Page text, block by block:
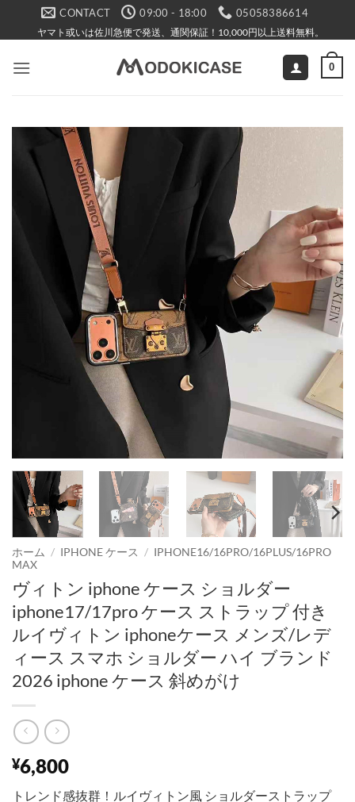
CONTACT 09:00 - 18:00 05058386614
ヤマト或いは佐川急便で発送、通関保証！10,000円以上送料無料。
0
ホーム / IPHONE ケース / IPHONE16/16PRO/16PLUS/16PRO
MAX
ヴィトン iphone ケース ショルダー
iphone17/17pro ケース ストラップ 付き
ルイヴィトン iphoneケース メンズ/レデ
ィース スマホ ショルダー ハイ ブランド
2026 iphone ケース 斜めがけ
¥6,800
トレンド感抜群！ルイヴィトン風 ショルダーストラップ